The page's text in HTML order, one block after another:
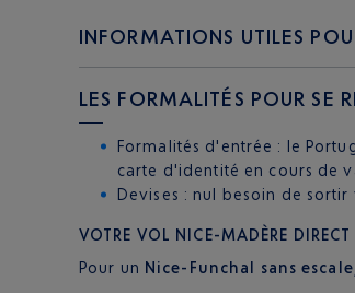
INFORMATIONS UTILES
LES FORMALITÉS POUR SE
Formalités d'entrée : le
carte d'identité en cours de
Devises : nul besoin de
VOTRE VOL NICE-MADÈRE DIRECT
Pour un Nice-Funchal sans escale